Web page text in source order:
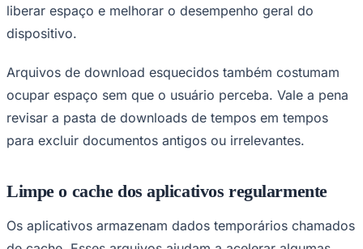
liberar espaço e melhorar o desempenho geral do
dispositivo.
Arquivos de download esquecidos também costumam
ocupar espaço sem que o usuário perceba. Vale a pena
revisar a pasta de downloads de tempos em tempos
para excluir documentos antigos ou irrelevantes.
Limpe o cache dos aplicativos regularmente
Os aplicativos armazenam dados temporários chamados